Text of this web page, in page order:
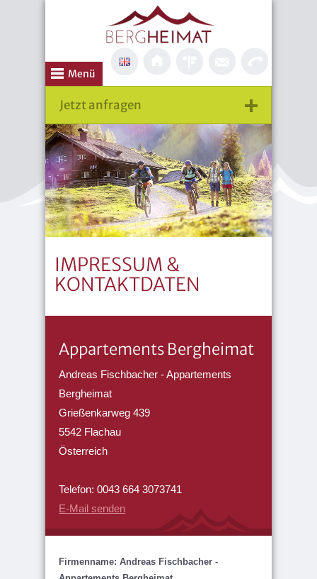
Menü
Jetzt anfragen
IMPRESSUM &
KONTAKTDATEN
Appartements Bergheimat
Andreas Fischbacher - Appartements
Bergheimat
Grießenkarweg 439
5542 Flachau
Österreich
Telefon: 0043 664 3073741
E-Mail senden
Firmenname: Andreas Fischbacher -